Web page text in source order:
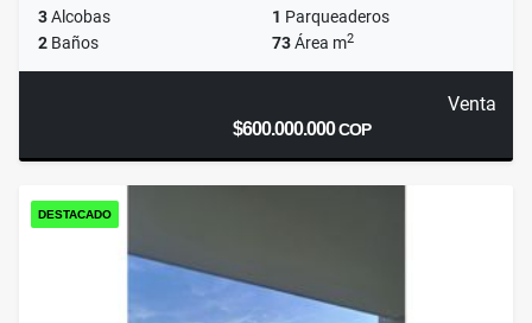
3Alcobas 1 Parqueaderos
2 Baños 73Área m2
Venta
$600.000.000COP
DESTACADO